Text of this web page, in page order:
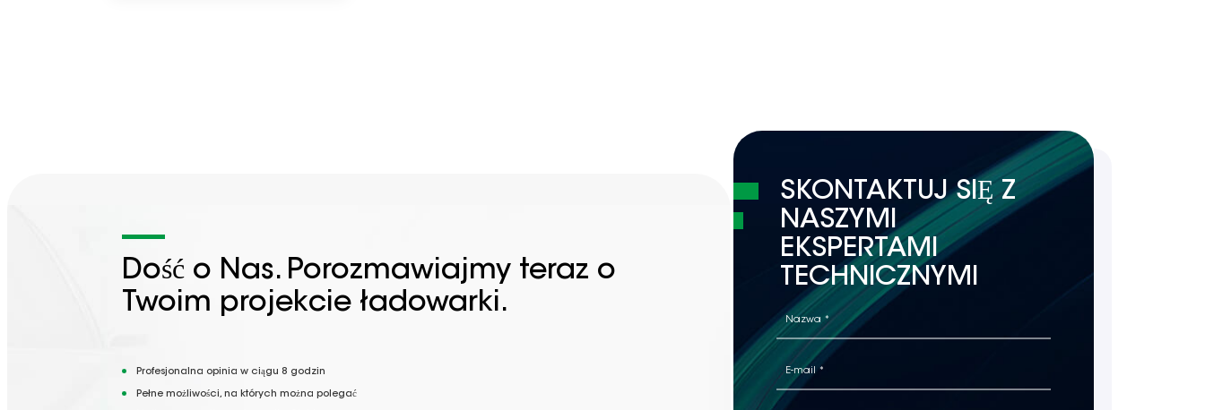
Dość o Nas. Porozmawiajmy teraz o
Twoim projekcie ładowarki.
Profesjonalna opinia w ciągu 8 godzin
Pełne możliwości, na których można polegać
SKONTAKTUJ SIĘ Z
NASZYMI
EKSPERTAMI
TECHNICZNYMI